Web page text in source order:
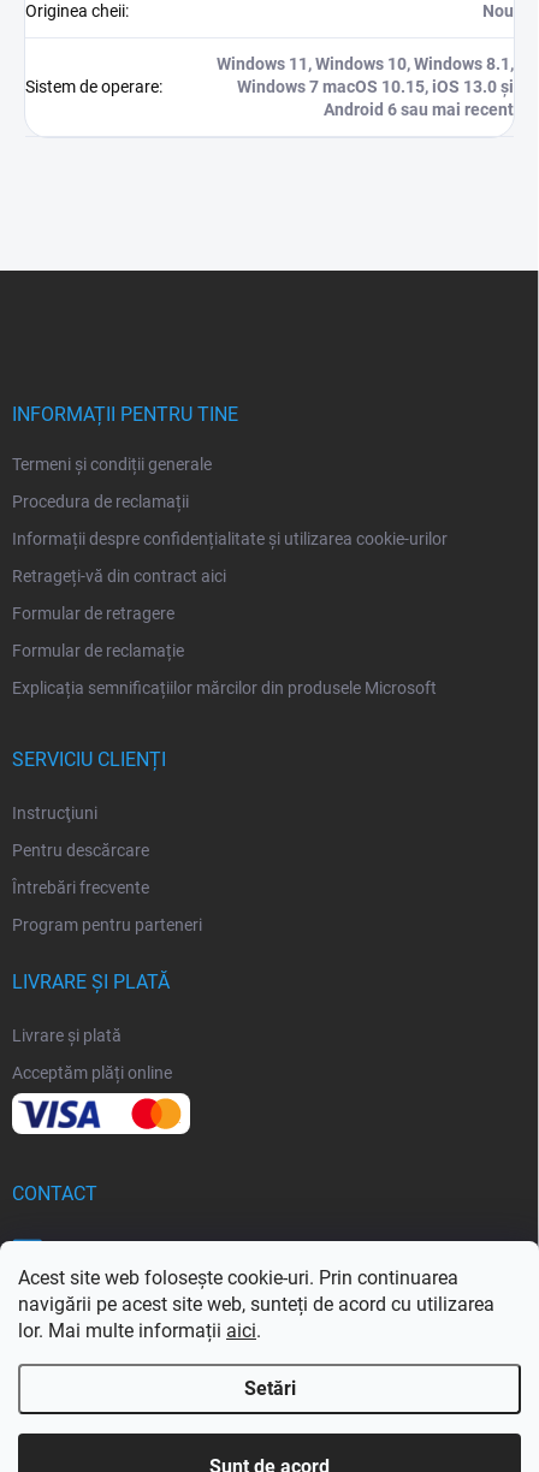
Acest site web folosește cookie-uri. Prin continuarea
navigării pe acest site web, sunteți de acord cu utilizarea
lor. Mai multe informații aici.
Setări
Sunt de acord
Originea cheii: Nou
Sistem de operare:
Windows 11, Windows 10, Windows 8.1,
Windows 7 macOS 10.15, iOS 13.0 și
Android 6 sau mai recent
INFORMAȚII PENTRU TINE
Termeni și condiții generale
Procedura de reclamații
Informații despre confidențialitate și utilizarea cookie-urilor
Retrageți-vă din contract aici
Formular de retragere
Formular de reclamație
Explicația semnificațiilor mărcilor din produsele Microsoft
SERVICIU CLIENȚI
Instrucţiuni
Pentru descărcare
Întrebări frecvente
Program pentru parteneri
LIVRARE ȘI PLATĂ
Livrare și plată
Acceptăm plăți online
CONTACT
Drepturi de autor 2026Softoria.ro. Toate drepturile rezervate.Editați setările
cookie-urilor